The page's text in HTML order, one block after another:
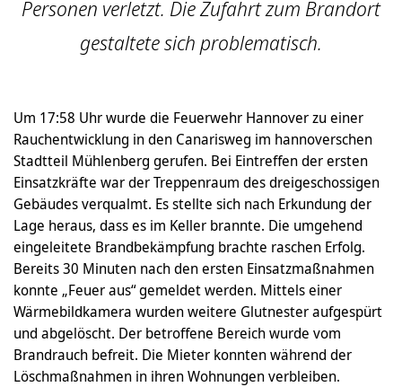
Personen verletzt. Die Zufahrt zum Brandort
gestaltete sich problematisch.
Um 17:58 Uhr wurde die Feuerwehr Hannover zu einer
Rauchentwicklung in den Canarisweg im hannoverschen
Stadtteil Mühlenberg gerufen. Bei Eintreffen der ersten
Einsatz­kräfte war der Treppenraum des dreigeschossigen
Gebäudes verqualmt. Es stellte sich nach Erkundung der
Lage heraus, dass es im Keller brannte. Die umgehend
eingeleitete Brandbekämpfung brachte raschen Erfolg.
Bereits 30 Minuten nach den ersten Einsatz­maßnahmen
konnte „Feuer aus“ gemeldet werden. Mittels einer
Wärmebildkamera wur­den weitere Glutnester aufgespürt
und abgelöscht. Der betroffene Bereich wurde vom
Brandrauch befreit. Die Mieter konnten während der
Löschmaßnahmen in ihren Wohnun­gen verbleiben.